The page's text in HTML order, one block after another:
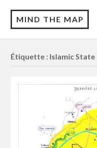
MIND THE MAP
Étiquette : Islamic State